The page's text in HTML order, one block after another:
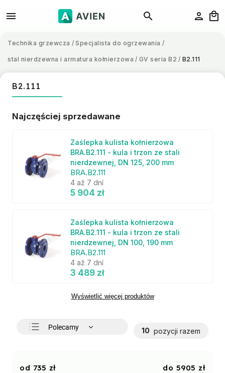
Technika grzewcza / Specjalista do ogrzewania /
stal nierdzewna i armatura kołnierzowa / GV seria B2 / B2.111
B2.111
Najczęściej sprzedawane
Zaślepka kulista kołnierzowa
BRA.B2.111 - kula i trzon ze stali
nierdzewnej, DN 125, 200 mm
BRA.B2.111
4 až 7 dní
5 904 zł
Zaślepka kulista kołnierzowa
BRA.B2.111 - kula i trzon ze stali
nierdzewnej, DN 100, 190 mm
BRA.B2.111
4 až 7 dní
3 489 zł
Wyświetlić więcej produktów
Polecamy
10 pozycji razem
735 zł 5905 zł